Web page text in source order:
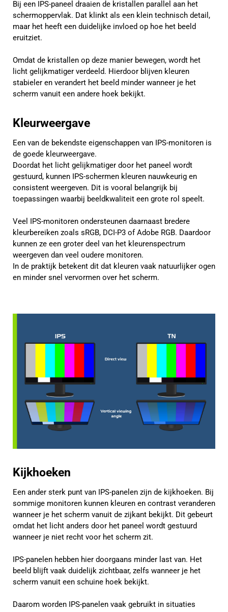
Bij een IPS-paneel draaien de kristallen parallel aan het
schermoppervlak. Dat klinkt als een klein technisch detail,
maar het heeft een duidelijke invloed op hoe het beeld
eruitziet.
Omdat de kristallen op deze manier bewegen, wordt het
licht gelijkmatiger verdeeld. Hierdoor blijven kleuren
stabieler en verandert het beeld minder wanneer je het
scherm vanuit een andere hoek bekijkt.
Kleurweergave
Een van de bekendste eigenschappen van IPS-monitoren is
de goede kleurweergave.
Doordat het licht gelijkmatiger door het paneel wordt
gestuurd, kunnen IPS-schermen kleuren nauwkeurig en
consistent weergeven. Dit is vooral belangrijk bij
toepassingen waarbij beeldkwaliteit een grote rol speelt.
Veel IPS-monitoren ondersteunen daarnaast bredere
kleurbereiken zoals sRGB, DCI-P3 of Adobe RGB. Daardoor
kunnen ze een groter deel van het kleurenspectrum
weergeven dan veel oudere monitoren.
In de praktijk betekent dit dat kleuren vaak natuurlijker ogen
en minder snel vervormen over het scherm.
Kijkhoeken
Een ander sterk punt van IPS-panelen zijn de kijkhoeken. Bij
sommige monitoren kunnen kleuren en contrast veranderen
wanneer je het scherm vanuit de zijkant bekijkt. Dit gebeurt
omdat het licht anders door het paneel wordt gestuurd
wanneer je niet recht voor het scherm zit.
IPS-panelen hebben hier doorgaans minder last van. Het
beeld blijft vaak duidelijk zichtbaar, zelfs wanneer je het
scherm vanuit een schuine hoek bekijkt.
Daarom worden IPS-panelen vaak gebruikt in situaties